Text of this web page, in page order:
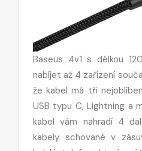
Baseus 4v1 s délkou
nabíjet až 4 zařízení
že kabel má tři
USB typu C, Lightning a
kabel vám nahradí 4
kabely schované v